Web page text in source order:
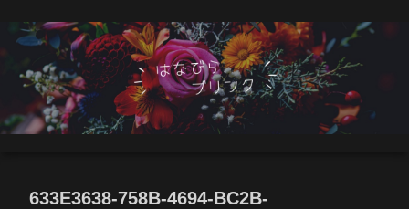
633E3638-758B-4694-BC2B-